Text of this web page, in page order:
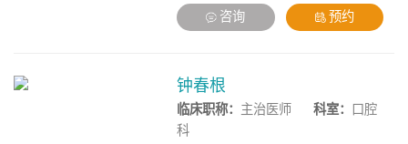
疗，全口/半口种植手术，全口/半口即
刻负重种植，上颌窦内、外提升术，复
面外科手术及口腔肿瘤切除手术、可会
诊口腔颌面外科疾病、口腔关节疾病，
口腔粘膜病等
咨询 预约
钟春根
临床职称： 主治医师 科室：
口腔
科